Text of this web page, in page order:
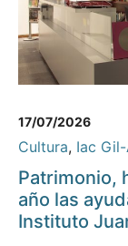
17/07/2026
Cultura, Iac
Patrimonio,
año las
Instituto